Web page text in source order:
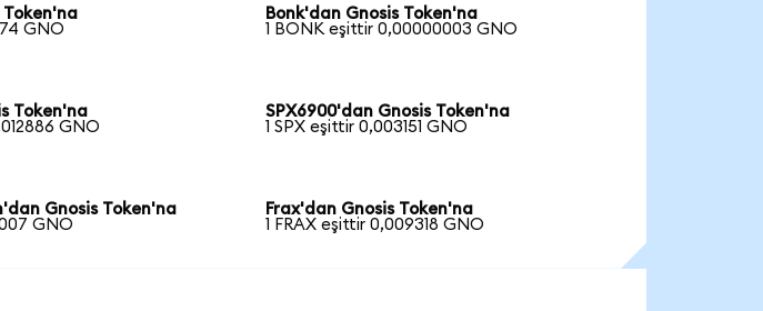
Token'na
GNO
Bonk'dan Gnosis Token'na
1 BONK eşittir 0,00000003 GNO
Token'na
GNO
SPX6900'dan Gnosis Token'na
1 SPX eşittir 0,003151 GNO
Gnosis Token'na
GNO
Frax'dan Gnosis Token'na
1 FRAX eşittir 0,009318 GNO